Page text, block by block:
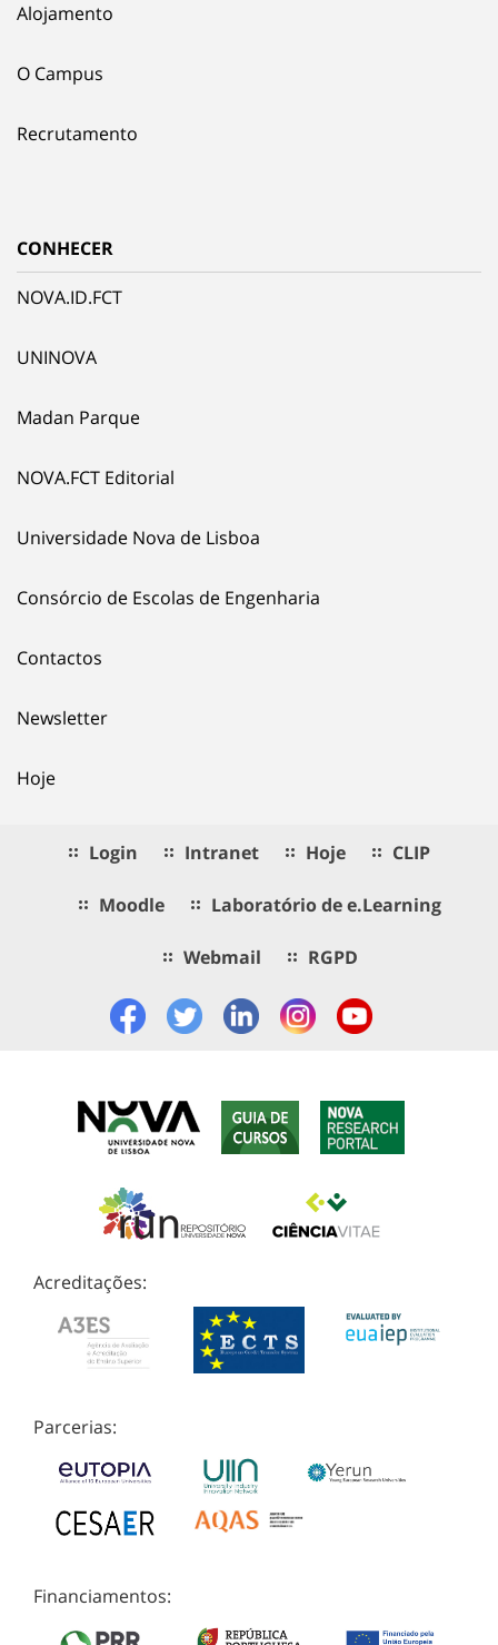
Alojamento
O Campus
Recrutamento
CONHECER
NOVA.ID.FCT
UNINOVA
Madan Parque
NOVA.FCT Editorial
Universidade Nova de Lisboa
Consórcio de Escolas de Engenharia
Contactos
Newsletter
Hoje
Login Intranet Hoje CLIP
Moodle Laboratório de e.Learning
Webmail RGPD
Acreditações:
Parcerias:
Financiamentos: